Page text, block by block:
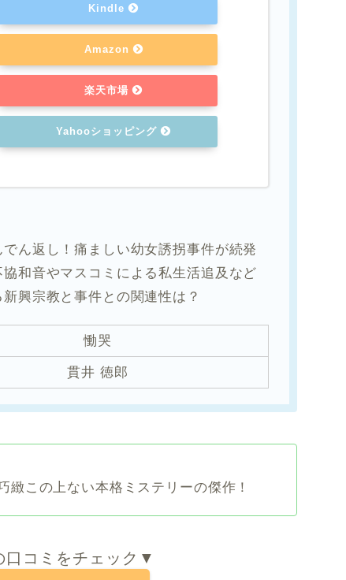
Kindle
Amazon
楽天市場
Yahooショッピング
ん返し！痛ましい幼女誘拐事件が続発
和音やマスコミによる私生活追及など
興宗教と事件との関連性は？
慟哭
貫井 徳郎
緻この上ない本格ミステリーの傑作！
口コミをチェック▼